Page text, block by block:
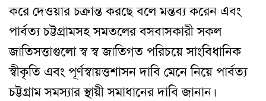
করে দেওয়ার চক্রান্ত করছে বলে মন্তব্য করেন এবং
পার্বত্য চট্টগ্রামসহ সমতলের বসবাসকারী সকল
জাতিসত্তাগুলো স্ব স্ব জাতিগত পরিচয়ে সাংবিধানিক
স্বীকৃতি এবং পূর্ণস্বায়ত্তশাসন দাবি মেনে নিয়ে পার্বত্য
চট্টগ্রাম সমস্যার স্থায়ী সমাধানের দাবি জানান।